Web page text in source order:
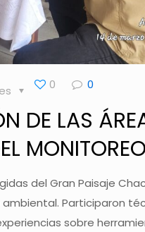
0 0
DE LAS
MONITOREO
del Gran Paisaje
Participaron
sobre